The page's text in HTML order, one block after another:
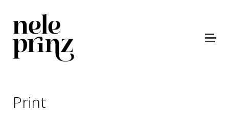
Print